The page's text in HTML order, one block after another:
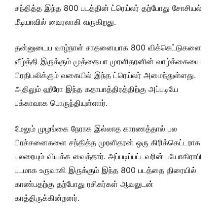
சந்தித்த இந்த 800 படத்தின் ட்ரெய்லர் தற்போது சோசியல்
மீடியாவில் வைரலாகி வருகிறது.
தன்னுடைய வாழ்நாள் சாதனையாக 800 விக்கெட்டுகளை
வீழ்த்தி இருக்கும் முத்தையா முரளிதரனின் வாழ்க்கையை
பிரதிபலிக்கும் வகையில் இந்த ட்ரெய்லர் அமைந்துள்ளது.
அதிலும் ஹீரோ இந்த கதாபாத்திரத்திற்கு அப்படியே
பக்காவாக பொருந்தியுள்ளார்.
மேலும் முழங்கை நேராக இல்லாத காரணத்தால் பல
பிரச்சனைகளை சந்தித்த முரளிதரன் ஒரு கிரிக்கெட்டராக
பலரையும் வியக்க வைத்தார். அப்படிப்பட்டவரின் பயோகிராபி
படமாக உருவாகி இருக்கும் இந்த 800 படத்தை திரையில்
காண்பதற்கு தற்போது ரசிகர்கள் ஆவலுடன்
காத்திருக்கின்றனர்.